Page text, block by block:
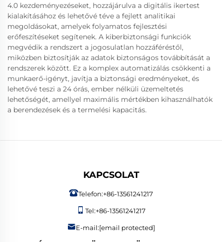
4.0 kezdeményezéseket, hozzájárulva a digitális ikertest
kialakításához és lehetővé téve a fejlett analitikai
megoldásokat, amelyek folyamatos fejlesztési
erőfeszítéseket segítenek. A kiberbiztonsági funkciók
megvédik a rendszert a jogosulatlan hozzáféréstől,
miközben biztosítják az adatok biztonságos továbbítását a
rendszerek között. Ez a komplex automatizálás csökkenti a
munkaerő-igényt, javítja a biztonsági eredményeket, és
lehetővé teszi a 24 órás, ember nélküli üzemeltetés
lehetőségét, amellyel maximális mértékben kihasználhatók
a berendezések és a termelési kapacitás.
KAPCSOLAT
Telefon:+86-13561241217
Tel:+86-13561241217
E-mail:[email protected]